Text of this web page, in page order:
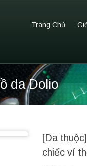
Trang Chủ
da Dolio
[Da
chiếc ví